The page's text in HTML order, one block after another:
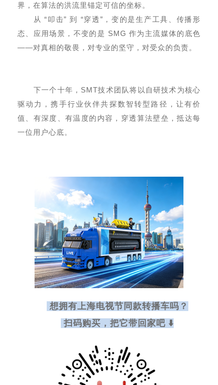
界，在算法的洪流里锚定可信的坐标。
从 “叩击” 到 “穿透”，变的是生产工具、传播形
态、应用场景，不变的是 SMG 作为主流媒体的底色
——对真相的敬畏，对专业的坚守，对受众的负责。
下一个十年，SMT技术团队将以自研技术为核心
驱动力，携手行业伙伴共探数智转型路径，让有价
值、有深度、有温度的内容，穿透算法壁垒，抵达每
一位用户心底。
想拥有上海电视节同款转播车吗？
扫码购买，把它带回家吧 ⬇️